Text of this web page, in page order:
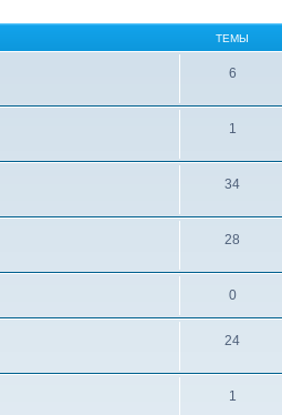
ТЕМЫ
6
1
34
28
0
24
1